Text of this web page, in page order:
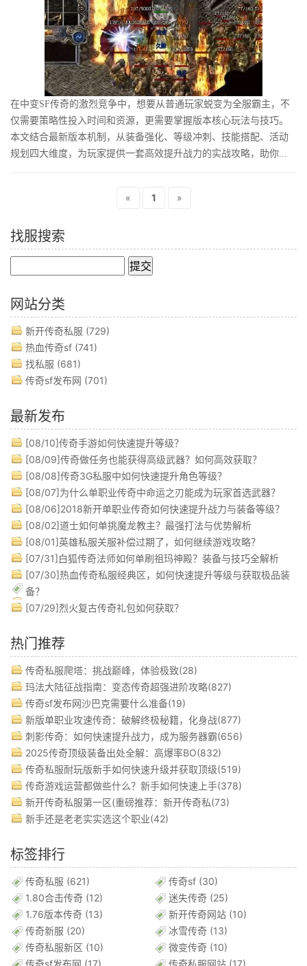
在中变SF传奇的激烈竞争中，想要从普通玩家蜕变为全服霸主，不
仅需要策略性投入时间和资源，更需要掌握版本核心玩法与技巧。
本文结合最新版本机制，从装备强化、等级冲刺、技能搭配、活动
规划四大维度，为玩家提供一套高效提升战力的实战攻略，助你...
« 1 »
找服搜索
网站分类
新开传奇私服 (729)
热血传奇sf (741)
找私服 (681)
传奇sf发布网 (701)
最新发布
[08/10]传奇手游如何快速提升等级？
[08/09]传奇做任务也能获得高级武器？如何高效获取？
[08/08]传奇3G私服中如何快速提升角色等级？
[08/07]为什么单职业传奇中命运之刃能成为玩家首选武器？
[08/06]2018新开单职业传奇如何快速提升战力与装备等级？
[08/02]道士如何单挑魔龙教主？最强打法与优势解析
[08/01]英雄私服关服补偿过期了，如何继续游戏攻略？
[07/31]白狐传奇法师如何单刷祖玛神殿？装备与技巧全解析
[07/30]热血传奇私服经典区，如何快速提升等级与获取极品装
备？
[07/29]烈火复古传奇礼包如何获取？
热门推荐
传奇私服爬塔：挑战巅峰，体验极致(28)
玛法大陆征战指南：变态传奇超强进阶攻略(827)
传奇sf发布网沙巴克需要什么准备(19)
新版单职业攻速传奇：破解终极秘籍，化身战(877)
刺影传奇：如何快速提升战力，成为服务器霸(656)
2025传奇顶级装备出处全解：高爆率BO(832)
传奇私服耐玩版新手如何快速升级并获取顶级(519)
传奇游戏运营都做些什么？新手如何快速上手(378)
新开传奇私服第一区(重磅推荐：新开传奇私(73)
新手还是老老实实选这个职业(42)
标签排行
传奇私服 (621) 传奇sf (30)
1.80合击传奇 (12) 迷失传奇 (25)
1.76版本传奇 (13) 新开传奇网站 (10)
传奇新服 (20) 冰雪传奇 (13)
传奇私服新区 (10) 微变传奇 (10)